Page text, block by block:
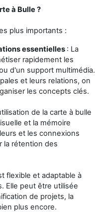
à Bulle ?
plus importants :
essentielles : La
rapidement les
d'un support multimédia.
et leurs relations, on
les concepts clés.
de la carte à bulle
et la mémoire
et les connexions
la rétention des
flexible et adaptable à
Elle peut être utilisée
de projets, la
plus encore.